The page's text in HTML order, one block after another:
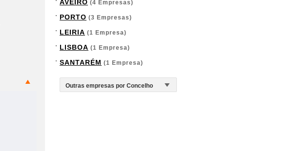
AVEIRO (4 Empresas)
PORTO (3 Empresas)
LEIRIA (1 Empresa)
LISBOA (1 Empresa)
SANTARÉM (1 Empresa)